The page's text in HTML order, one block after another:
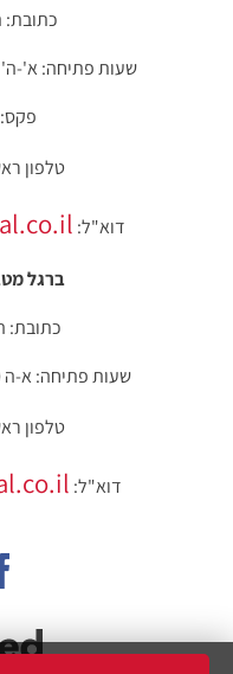
כתובת: תמנע
שעות פתיחה: א'-ה' 09:00-20:00 ו' 09:00-
פקס: 03-9767801
טלפון
דוא"ל:
ברגל
כתובת:
שעות פתיחה: א-ה 10:00-19:00 ו' 09:00-13:00
טלפון
דוא"ל: